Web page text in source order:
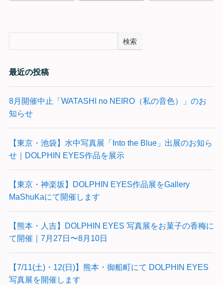
検索
最近の投稿
8月開催中止「WATASHI no NEIRO（私の音色）」のお
知らせ
【東京・池袋】水中写真展「Into the Blue」出展のお知ら
せ｜DOLPHIN EYES作品を展示
【東京・神楽坂】DOLPHIN EYES作品展をGallery
MaShuKaにて開催します
【熊本・人吉】DOLPHIN EYES 写真展をお菓子の香梅に
て開催｜7月27日〜8月10日
【7/11(土)・12(日)】熊本・御船町にて DOLPHIN EYES
写真展を開催します